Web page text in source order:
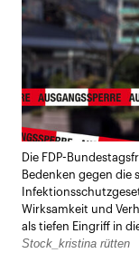
Die FDP-
Bedenken gegen die
Wirksamkeit und
als tiefen Eingriff in
Stock_kristina rütten